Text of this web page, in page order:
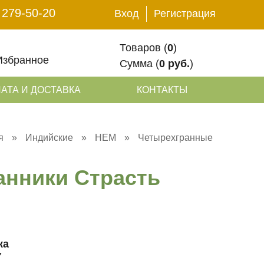
Товаров (0)
Сумма (0 руб.)
50-20 Вход Регистрация
И ДОСТАВКА КОНТАКТЫ
» Индийские » HEM »
Четырехгранные
Страсть